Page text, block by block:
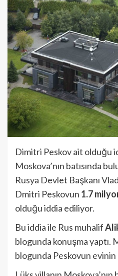
Dimitri Peskov ait olduğu
Moskova’nın batısında
Rusya Devlet Başkanı
Dmitri Peskovun 1.7
olduğu iddia ediliyor.
Bu iddia ile Rus muhalif
blogunda konuşma yaptı.
blogunda Peskovun evinin